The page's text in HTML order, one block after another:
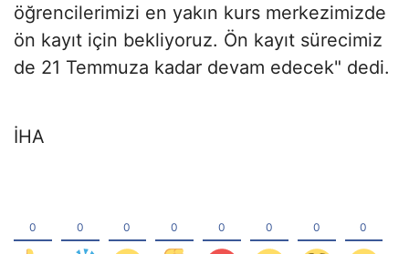
öğrencilerimizi en yakın kurs merkezimizde
ön kayıt için bekliyoruz. Ön kayıt sürecimiz
de 21 Temmuza kadar devam edecek" dedi.
İHA